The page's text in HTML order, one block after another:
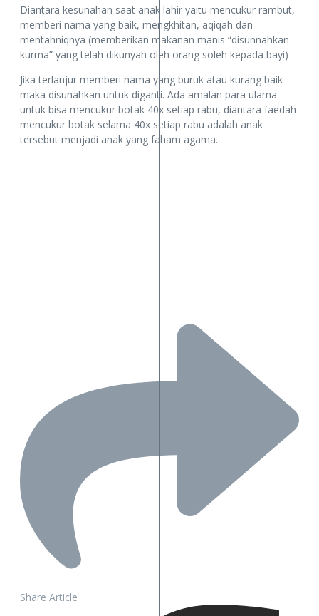
Diantara kesunahan saat anak lahir yaitu mencukur rambut,
memberi nama yang baik, mengkhitan, aqiqah dan
mentahniqnya (memberikan makanan manis “disunnahkan
kurma” yang telah dikunyah oleh orang soleh kepada bayi)
Jika terlanjur memberi nama yang buruk atau kurang baik
maka disunahkan untuk diganti. Ada amalan para ulama
untuk bisa mencukur botak 40x setiap rabu, diantara faedah
mencukur botak selama 40x setiap rabu adalah anak
tersebut menjadi anak yang faham agama.
Share Article